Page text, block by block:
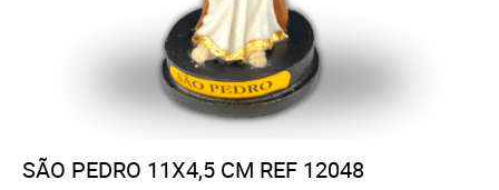
SÃO PEDRO 11X4,5 CM REF 12048